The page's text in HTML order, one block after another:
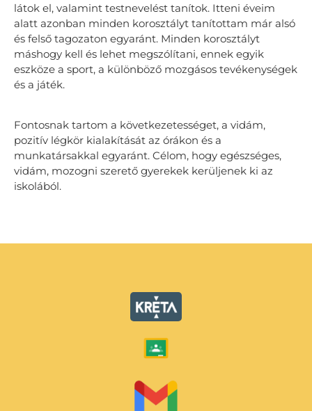
látok el, valamint testnevelést tanítok. Itteni éveim
alatt azonban minden korosztályt tanítottam már alsó
és felső tagozaton egyaránt. Minden korosztályt
máshogy kell és lehet megszólítani, ennek egyik
eszköze a sport, a különböző mozgásos tevékenységek
és a játék.
Fontosnak tartom a következetességet, a vidám,
pozitív légkör kialakítását az órákon és a
munkatársakkal egyaránt. Célom, hogy egészséges,
vidám, mozogni szerető gyerekek kerüljenek ki az
iskolából.